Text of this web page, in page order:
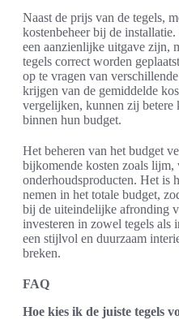
Naast de prijs van de tegels,
kostenbeheer bij de
een aanzienlijke uitgave zijn,
tegels correct worden
op te vragen van
krijgen van de gemiddelde
vergelijken, kunnen zij betere
binnen hun budget.
Het beheren van het budget
bijkomende kosten zoals lijm,
onderhoudsproducten. Het is
nemen in het totale budget,
bij de uiteindelijke afronding
investeren in zowel tegels als
een stijlvol en duurzaam
breken.
FAQ
Hoe kies ik de juiste tegels